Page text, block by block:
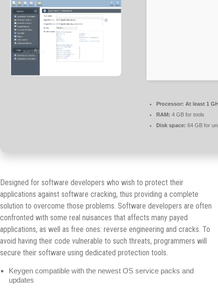
Processor: At least 1
RAM: 4 GB for tools
Disk space: 64 GB for
Designed for software developers who wish to protect their
applications against software cracking, thus providing a complete
solution to overcome those problems. Software developers are often
confronted with some real nuisances that affects many payed
applications, as well as free ones: reverse engineering and cracks. To
avoid having their code vulnerable to such threats, programmers will
secure their software using dedicated protection tools.
Keygen compatible with the newest OS service packs and
updates